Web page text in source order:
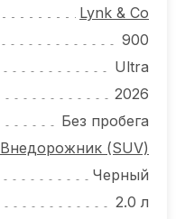
Lynk & Co
900
Ultra
2026
Без пробега
Внедорожник (SUV)
Черный
2.0 л